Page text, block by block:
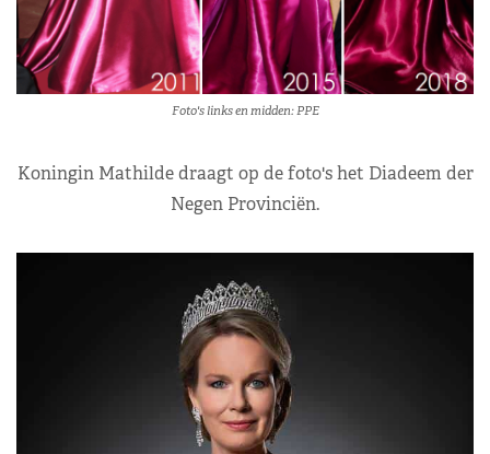
Foto's links en midden: PPE
Koningin Mathilde draagt op de foto's het Diadeem der
Negen Provinciën.